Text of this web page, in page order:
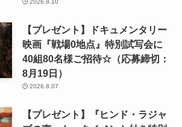
2026.8.10
【プレゼント】ドキュメンタリー
映画『戦場0地点』特別試写会に
40組80名様ご招待☆（応募締切：
8月19日）
2026.8.07
【プレゼント】『ヒンド・ラジャ